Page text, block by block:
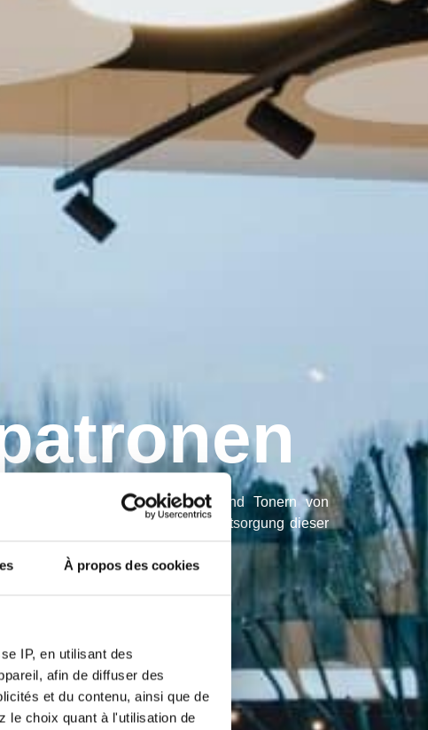
À propos des cookies
IP, en utilisant des
afin de diffuser des
et du contenu, ainsi que de
le choix quant à l'utilisation de
wie Tintenpatronen und Tonern von
und praktische Lösung zur Entsorgung dieser